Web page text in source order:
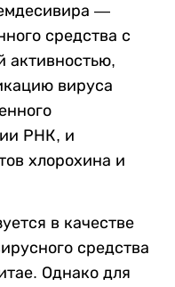
—
средства с
активностью,
вируса
РНК, и
хлорохина и
в качестве
средства
Однако для